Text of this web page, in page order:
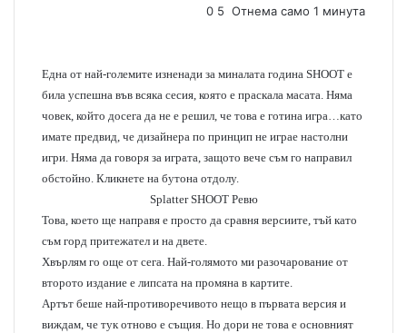
a
i
l
0 5 Отнема само 1 минута
Една от най-големите изненади за миналата година SHOOT е
била успешна във всяка сесия, която е праскала масата. Няма
човек, който досега да не е решил, че това е готина игра…като
имате предвид, че дизайнера по принцип не играе настолни
игри. Няма да говоря за играта, защото вече съм го направил
обстойно. Кликнете на бутона отдолу.
Splatter SHOOT Ревю
Това, което ще направя е просто да сравня версиите, тъй като
съм горд притежател и на двете.
Хвърлям го още от сега. Най-голямото ми разочарование от
второто издание е липсата на промяна в картите.
Артът беше най-противоречивото нещо в първата версия и
виждам, че тук отново е същия. Но дори не това е основният